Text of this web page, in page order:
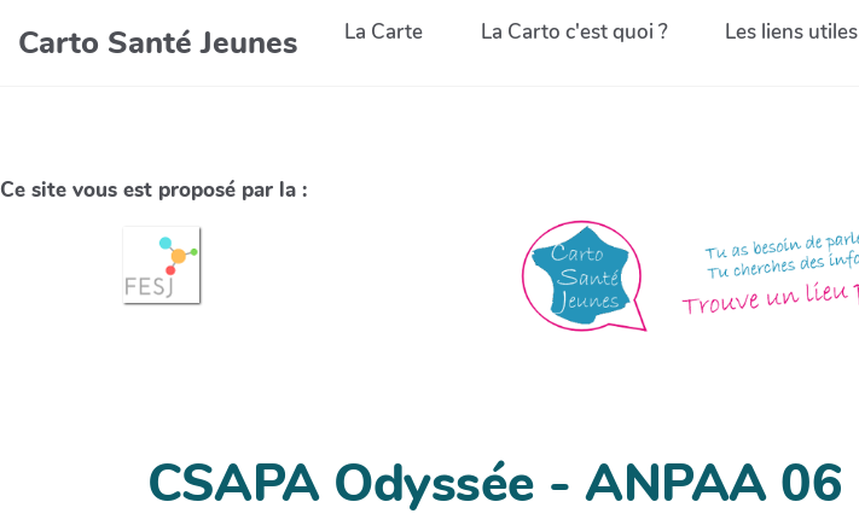
Carto Santé Jeunes La Carte La Carto c'est quoi ? Les liens utiles
Ce site vous est proposé par la :
CSAPA Odyssée - ANPAA 06